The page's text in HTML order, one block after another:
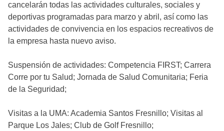
cancelarán todas las actividades culturales, sociales y
deportivas programadas para marzo y abril, así como las
actividades de convivencia en los espacios recreativos de
la empresa hasta nuevo aviso.
Suspensión de actividades: Competencia FIRST; Carrera
Corre por tu Salud; Jornada de Salud Comunitaria; Feria
de la Seguridad;
Visitas a la UMA: Academia Santos Fresnillo; Visitas al
Parque Los Jales; Club de Golf Fresnillo;